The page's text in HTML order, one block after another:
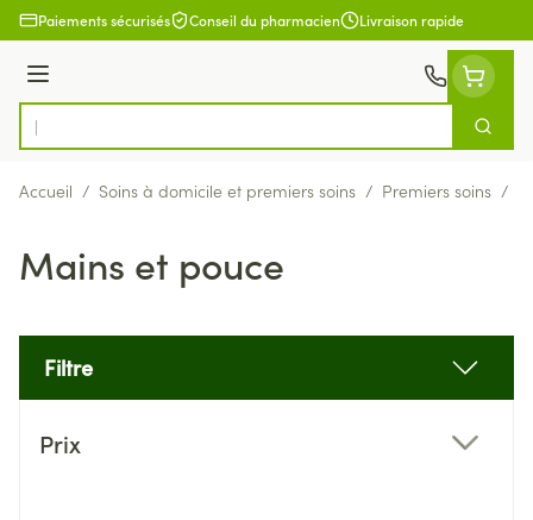
Aller au contenu
Paiements sécurisés Conseil du pharmacien Livraison rapide
Menu
Rechercher
Accueil / Soins à domicile et premiers soins / Premiers soins /
Mains et pouce
Filtre
Prix